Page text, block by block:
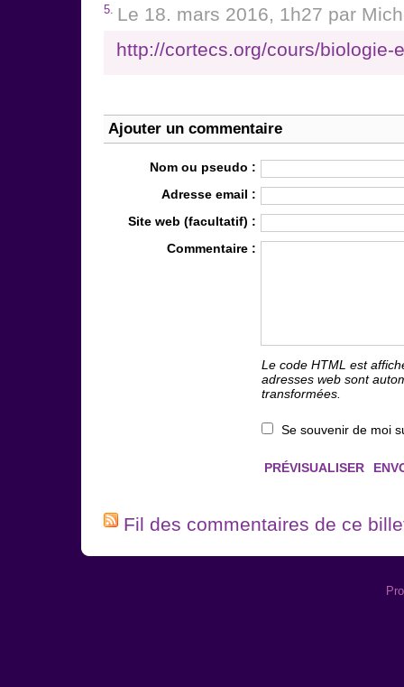
5. Le 18. mars 2016, 1h27 par
http://cortecs.org/cours/biologie-
Ajouter un commentaire
Nom ou pseudo :
Adresse email :
Site web (facultatif) :
Commentaire :
Le code HTML est
adresses web sont
transformées.
Se souvenir de moi
Fil des commentaires de ce